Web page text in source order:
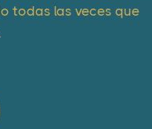
todas las veces que